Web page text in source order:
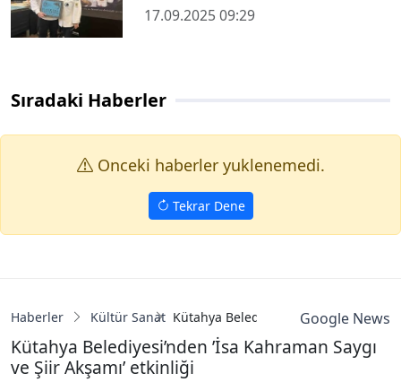
17.09.2025 09:29
Sıradaki Haberler
Onceki haberler yuklenemedi.
Tekrar Dene
Haberler Kültür Sanat Kütahya Belediyesi’nden ’İsaGoogle News
Kütahya Belediyesi’nden ’İsa Kahraman Saygı
ve Şiir Akşamı’ etkinliği